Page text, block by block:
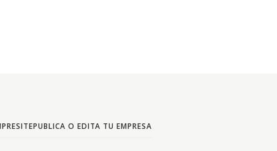
PUBLICA O EDITA TU EMPRESA